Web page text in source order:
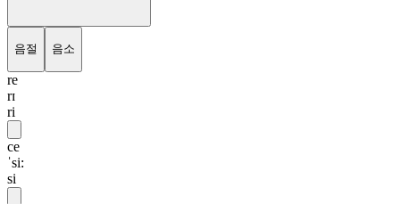
음절 음소
re
rɪ
ri
ce
ˈsi:
si